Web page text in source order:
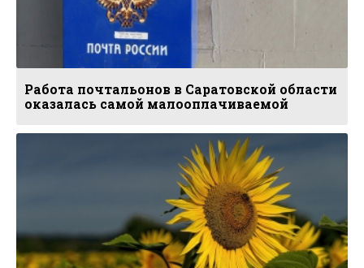
Работа почтальонов в Саратовской области
оказалась самой малооплачиваемой